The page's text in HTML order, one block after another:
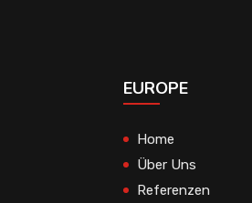
EUROPE
Home
Über Uns
Referenzen